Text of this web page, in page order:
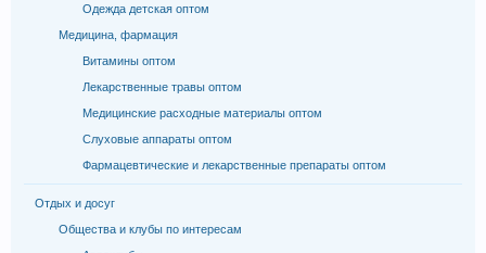
Одежда детская оптом
Медицина, фармация
Витамины оптом
Лекарственные травы оптом
Медицинские расходные материалы оптом
Слуховые аппараты оптом
Фармацевтические и лекарственные препараты оптом
Отдых и досуг
Общества и клубы по интересам